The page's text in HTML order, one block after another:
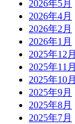
2026年5月
2026年4月
2026年2月
2026年1月
2025年12月
2025年11月
2025年10月
2025年9月
2025年8月
2025年7月